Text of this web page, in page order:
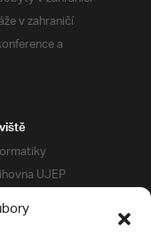
v zahraničí
a
UJEP
menz
podpory